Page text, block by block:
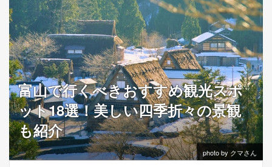
富山で行くべきおすすめ観光スポ
ット18選！美しい四季折々の景観
も紹介
photo by クマさん